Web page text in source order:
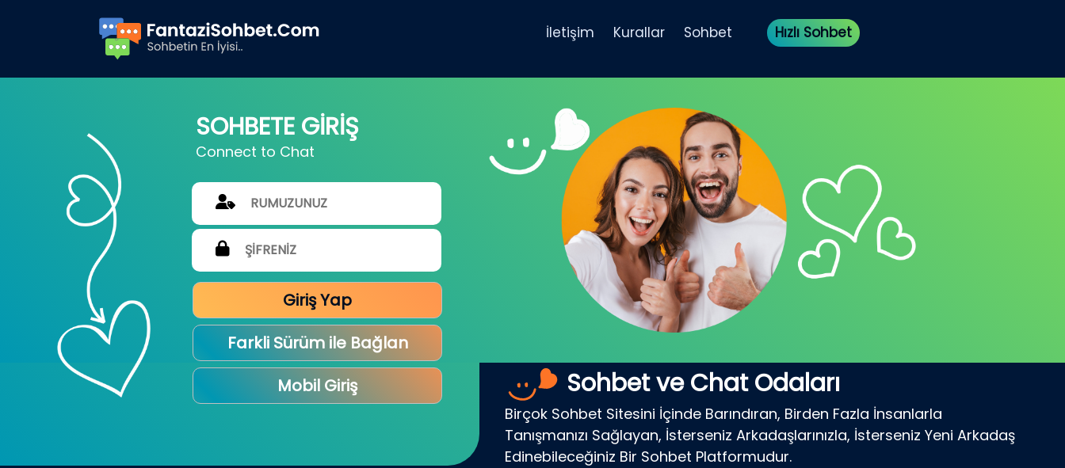
İletişim Kurallar Sohbet Hızlı Sohbet
SOHBETE GİRİŞ
Connect to Chat
Giriş Yap
Farkli Sürüm ile Bağlan
Mobil Giriş
Sohbet ve Chat Odaları
Birçok Sohbet Sitesini İçinde Barındıran, Birden Fazla İnsanlarla
Tanışmanızı Sağlayan, İsterseniz Arkadaşlarınızla, İsterseniz Yeni Arkadaş
Edinebileceğiniz Bir Sohbet Platformudur.